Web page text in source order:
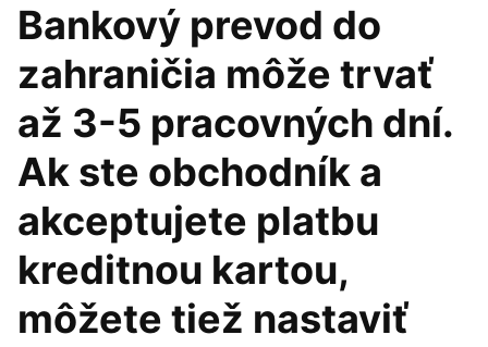
Bankový prevod do
zahraničia môže trvať
až 3-5 pracovných dní.
Ak ste obchodník a
akceptujete platbu
kreditnou kartou,
môžete tiež nastaviť